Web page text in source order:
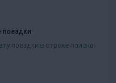
поездки
поездки в строке поиска